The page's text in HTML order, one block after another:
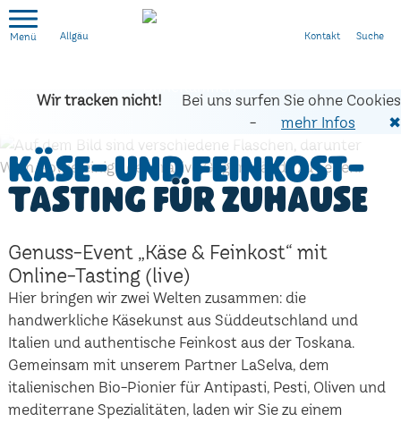
Allgäu
Wir tracken nicht!
Bei uns surfen Sie ohne Cookies
-
mehr Infos ✖
Käse- und Feinkost-
Tasting für zuhause
Genuss-Event „Käse & Feinkost“ mit
Online-Tasting (live)
Hier bringen wir zwei Welten zusammen: die
handwerkliche Käsekunst aus Süddeutschland und
Italien und authentische Feinkost aus der Toskana.
Gemeinsam mit unserem Partner LaSelva, dem
italienischen Bio-Pionier für Antipasti, Pesti, Oliven und
mediterrane Spezialitäten, laden wir Sie zu einem